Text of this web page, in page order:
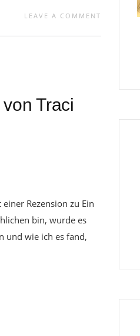
LEAVE A COMMENT
Traci
Rezension zu Ein
bin, wurde es
und wie ich es fand,